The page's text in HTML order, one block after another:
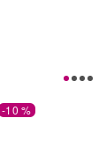
-10 %